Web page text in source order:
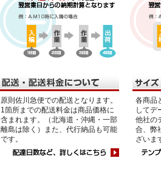
原則佐川急便での配送となります。
1箇所までの配送料金は商品価格に
含まれます。（北海道・沖縄・一部
離島は除く）また、代行納品も可能
です。
各商品
してデ
他社の
合、弊
ざいま